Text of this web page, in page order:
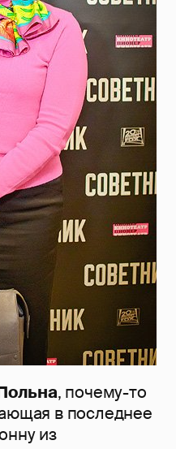
, почему-то
в последнее
из